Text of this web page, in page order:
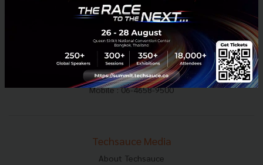
E-mail :
contact@techsauce.co
Tel : 02-001-5375
Mobile : 06-4658-9500
Techsauce Media
About Techsauce